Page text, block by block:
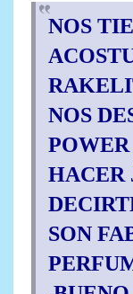
NOS
NOS
POWER
HACER
SON